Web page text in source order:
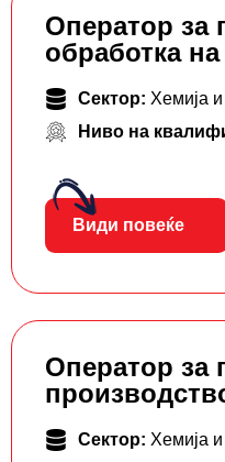
Оператор за
обработка
Сектор: Хемија и
Ниво на
Види повеќе
Оператор за
Сектор: Хемија и